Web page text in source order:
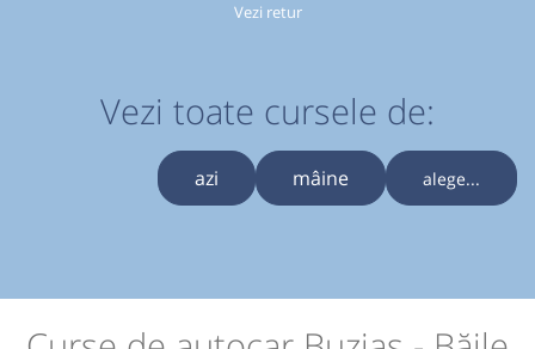
Vezi retur
Vezi toate cursele de:
azi mâine alege...